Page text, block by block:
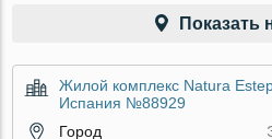
Показать
Жилой комплекс Natura
Испания №88929
Город